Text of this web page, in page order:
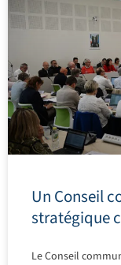
Un Conseil
stratégique
Le Conseil